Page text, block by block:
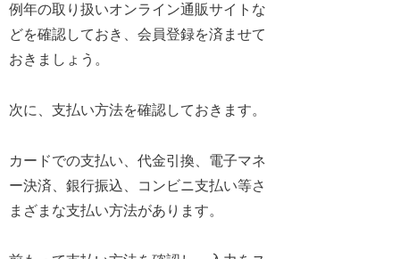
例年の取り扱いオンライン通販サイトな
どを確認しておき、会員登録を済ませて
おきましょう。
次に、支払い方法を確認しておきます。
カードでの支払い、代金引換、電子マネ
ー決済、銀行振込、コンビニ支払い等さ
まざまな支払い方法があります。